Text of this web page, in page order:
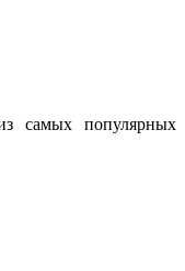
самых популярных